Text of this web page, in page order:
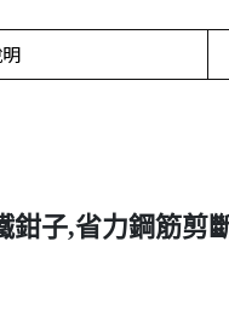
子,省力鋼筋剪